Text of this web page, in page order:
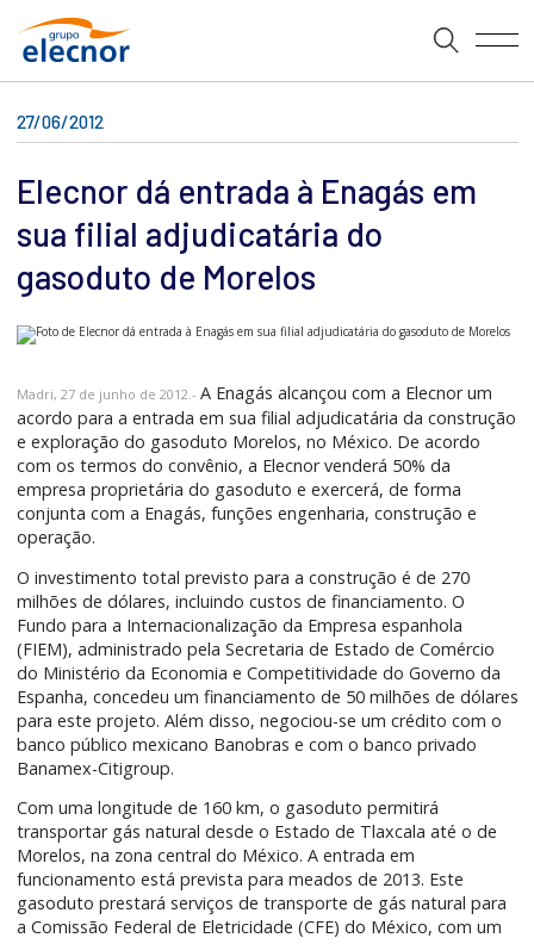
27/06/2012
Elecnor dá entrada à Enagás em
sua filial adjudicatária do
gasoduto de Morelos
Madri, 27 de junho de 2012.-A Enagás alcançou com a Elecnor um
acordo para a entrada em sua filial adjudicatária da construção
e exploração do gasoduto Morelos, no México. De acordo
com os termos do convênio, a Elecnor venderá 50% da
empresa proprietária do gasoduto e exercerá, de forma
conjunta com a Enagás, funções engenharia, construção e
operação.
O investimento total previsto para a construção é de 270
milhões de dólares, incluindo custos de financiamento. O
Fundo para a Internacionalização da Empresa espanhola
(FIEM), administrado pela Secretaria de Estado de Comércio
do Ministério da Economia e Competitividade do Governo da
Espanha, concedeu um financiamento de 50 milhões de dólares
para este projeto. Além disso, negociou-se um crédito com o
banco público mexicano Banobras e com o banco privado
Banamex-Citigroup.
Com uma longitude de 160 km, o gasoduto permitirá
transportar gás natural desde o Estado de Tlaxcala até o de
Morelos, na zona central do México. A entrada em
funcionamento está prevista para meados de 2013. Este
gasoduto prestará serviços de transporte de gás natural para
a Comissão Federal de Eletricidade (CFE) do México, com um